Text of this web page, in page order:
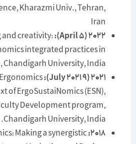
Science, Kharazmi Univ., Tehran,
2022 (5 April):
and creativity:
Ergonomics integrated practices in
Chandigarh University, India.
2021 (9 July 2021):
Ergonomics
of ErgoSustaiNomics (ESN),
Faculty Development program,
Chandigarh University, India.
2018:
Making a synergistic